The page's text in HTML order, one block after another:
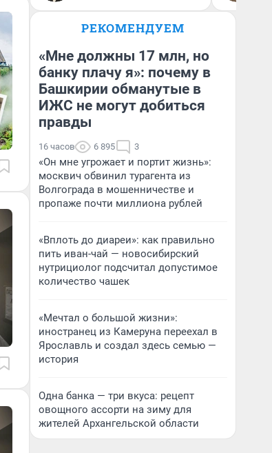
РЕКОМЕНДУЕМ
«Мне должны 17 млн, но
банку плачу я»: почему в
Башкирии обманутые в
ИЖС не могут добиться
правды
16 часов 6 895 3
«Он мне угрожает и портит жизнь»:
москвич обвинил турагента из
Волгограда в мошенничестве и
пропаже почти миллиона рублей
«Вплоть до диареи»: как правильно
пить иван-чай — новосибирский
нутрициолог подсчитал допустимое
количество чашек
«Мечтал о большой жизни»:
иностранец из Камеруна переехал в
Ярославль и создал здесь семью —
история
Одна банка — три вкуса: рецепт
овощного ассорти на зиму для
жителей Архангельской области